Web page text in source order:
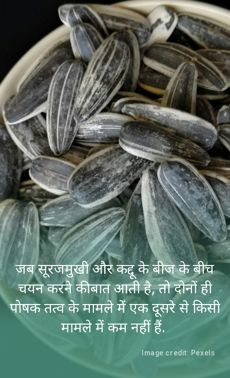
Image credit: Pexels
जब सूरजमुखी और कद्दू के बीज के बीच
चयन करने की बात आती है, तो दोनों ही
पोषक तत्व के मामले में एक दूसरे से किसी
मामले में कम नहीं हैं.